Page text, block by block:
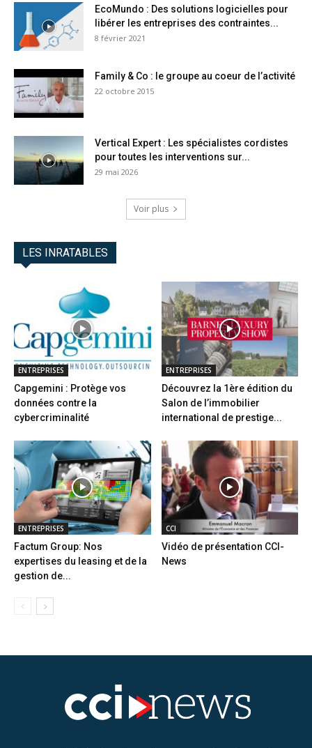
EcoMundo : Des solutions logicielles pour
libérer les entreprises des contraintes...
8 février 2021
Family & Co : le groupe au coeur de l’activité
22 octobre 2015
Vertical Expert : Les spécialistes cordistes
pour toutes les interventions sur...
29 mai 2026
Voir plus
LES INRATABLES
ENTREPRISES
Capgemini : Protège vos
données contre la
cybercriminalité
ENTREPRISES
Découvrez la 1ère édition du
Salon de l’immobilier
international de prestige...
ENTREPRISES
Factum Group: Nos
expertises du leasing et de la
gestion de...
CCI
Vidéo de présentation CCI-
News